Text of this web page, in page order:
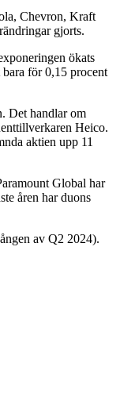
Chevron, Kraft
gjorts.
ökats
för 0,15 procent
Det handlar om
Heico.
aktien upp 11
Global har
åren har duons
av Q2 2024).